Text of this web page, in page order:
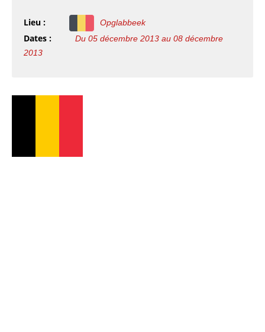
Lieu : Opglabbeek
Dates :
Du 05 décembre 2013 au 08 décembre
2013